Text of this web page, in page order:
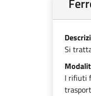
Si
I rifiuti